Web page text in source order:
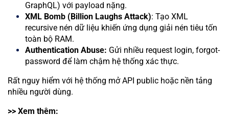
GraphQL) với payload nặng.
XML Bomb (Billion Laughs Attack): Tạo XML
recursive nén dữ liệu khiến ứng dụng giải nén tiêu tốn
toàn bộ RAM.
Authentication Abuse: Gửi nhiều request login, forgot-
password để làm chậm hệ thống xác thực.
Rất nguy hiểm với hệ thống mở API public hoặc nền tảng
nhiều người dùng.
>> Xem thêm: